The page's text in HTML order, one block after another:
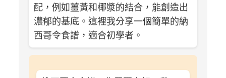
配，例如薑黃和椰漿的結合，能創造出
濃郁的基底。這裡我分享一個簡單的納
西哥令食譜，適合初學者。